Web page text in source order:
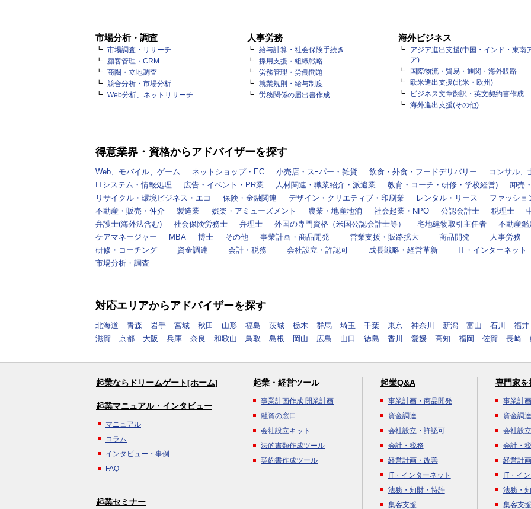
市場分析・調査
市場調査・リサーチ
顧客管理・CRM
商圏・立地調査
競合分析・市場分析
Web分析、ネットリサーチ
人事労務
給与計算・社会保険手続き
採用支援・組織戦略
労務管理・労働問題
就業規則・給与制度
労務関係の届出書作成
海外ビジネス
アジア進出支援(中国・インド・東南
ア)
国際物流・貿易・通関・海外販路
欧米進出支援(北米・欧州)
ビジネス文章翻訳・英文契約書作成
海外進出支援(その他)
得意業界・資格からアドバイザーを探す
Web、モバイル、ゲーム ネットショップ・EC 小売店・スｰパー・雑貨 飲食・外食・フードデリバリー コンサル、
ITシステム・情報処理
広告・イベント・PR業 人材関連・職業紹介・派遣業 教育・コーチ・研修・学校経営) 卸売
リサイクル・環境ビジネス・エコ
保険・金融関連 デザイン・クリエティブ・印刷業 レンタル・リース ファッショ
不動産・販売・仲介
製造業 娯楽・アミューズメント 農業・地産地消 社会起業・NPO 公認会計士 税理士
弁護士(海外法含む)
社会保険労務士 弁理士 外国の専門資格（米国公認会計士等） 宅地建物取引主任者 不動産鑑
ケアマネージャー
MBA 博士 その他 事業計画・商品開発 営業支援・販路拡大 商品開発 人事労務
研修・コーチング
資金調達 会計・税務 会社設立・許認可 成長戦略・経営革新 IT・インターネット
市場分析・調査
対応エリアからアドバイザーを探す
北海道 青森 岩手 宮城 秋田 山形 福島 茨城 栃木 群馬 埼玉 千葉 東京 神奈川 新潟 富山 石川 福井
滋賀
京都 大阪 兵庫 奈良 和歌山 鳥取 島根 岡山 広島 山口 徳島 香川 愛媛 高知 福岡 佐賀 長崎
起業ならドリームゲート[ホーム]
起業マニュアル・インタビュー
マニュアル
コラム
インタビュー・事例
FAQ
起業セミナー
起業・経営ツール
事業計画作成 開業計画
融資の窓口
会社設立キット
法的書類作成ツール
契約書作成ツール
起業Q&A
事業計画・商品開発
資金調達
会社設立・許認可
会計・税務
経営計画・改善
IT・インターネット
法務・知財・特許
集客支援
専門家を
事業計
資金調達
会社設
会計・
経営計
IT・イ
法務・
集客支援